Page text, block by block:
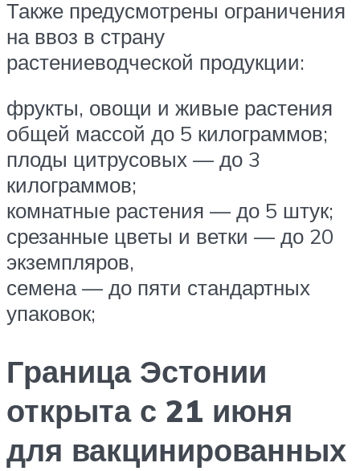
Также предусмотрены ограничения
на ввоз в страну
растениеводческой продукции:
фрукты, овощи и живые растения
общей массой до 5 килограммов;
плоды цитрусовых — до 3
килограммов;
комнатные растения — до 5 штук;
срезанные цветы и ветки — до 20
экземпляров,
семена — до пяти стандартных
упаковок;
Граница Эстонии
открыта с 21 июня
для вакцинированных